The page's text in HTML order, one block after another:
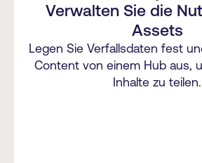
Verwalten Sie die
Assets
Legen Sie Verfallsdaten fest
Content von einem Hub aus,
Inhalte zu teilen.